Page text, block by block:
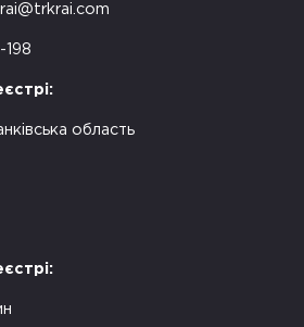
rai@trkrai.com
область